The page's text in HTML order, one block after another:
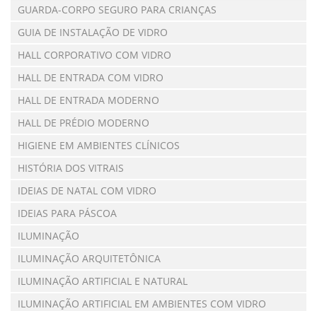
GUARDA-CORPO SEGURO PARA CRIANÇAS
GUIA DE INSTALAÇÃO DE VIDRO
HALL CORPORATIVO COM VIDRO
HALL DE ENTRADA COM VIDRO
HALL DE ENTRADA MODERNO
HALL DE PRÉDIO MODERNO
HIGIENE EM AMBIENTES CLÍNICOS
HISTÓRIA DOS VITRAIS
IDEIAS DE NATAL COM VIDRO
IDEIAS PARA PÁSCOA
ILUMINAÇÃO
ILUMINAÇÃO ARQUITETÔNICA
ILUMINAÇÃO ARTIFICIAL E NATURAL
ILUMINAÇÃO ARTIFICIAL EM AMBIENTES COM VIDRO